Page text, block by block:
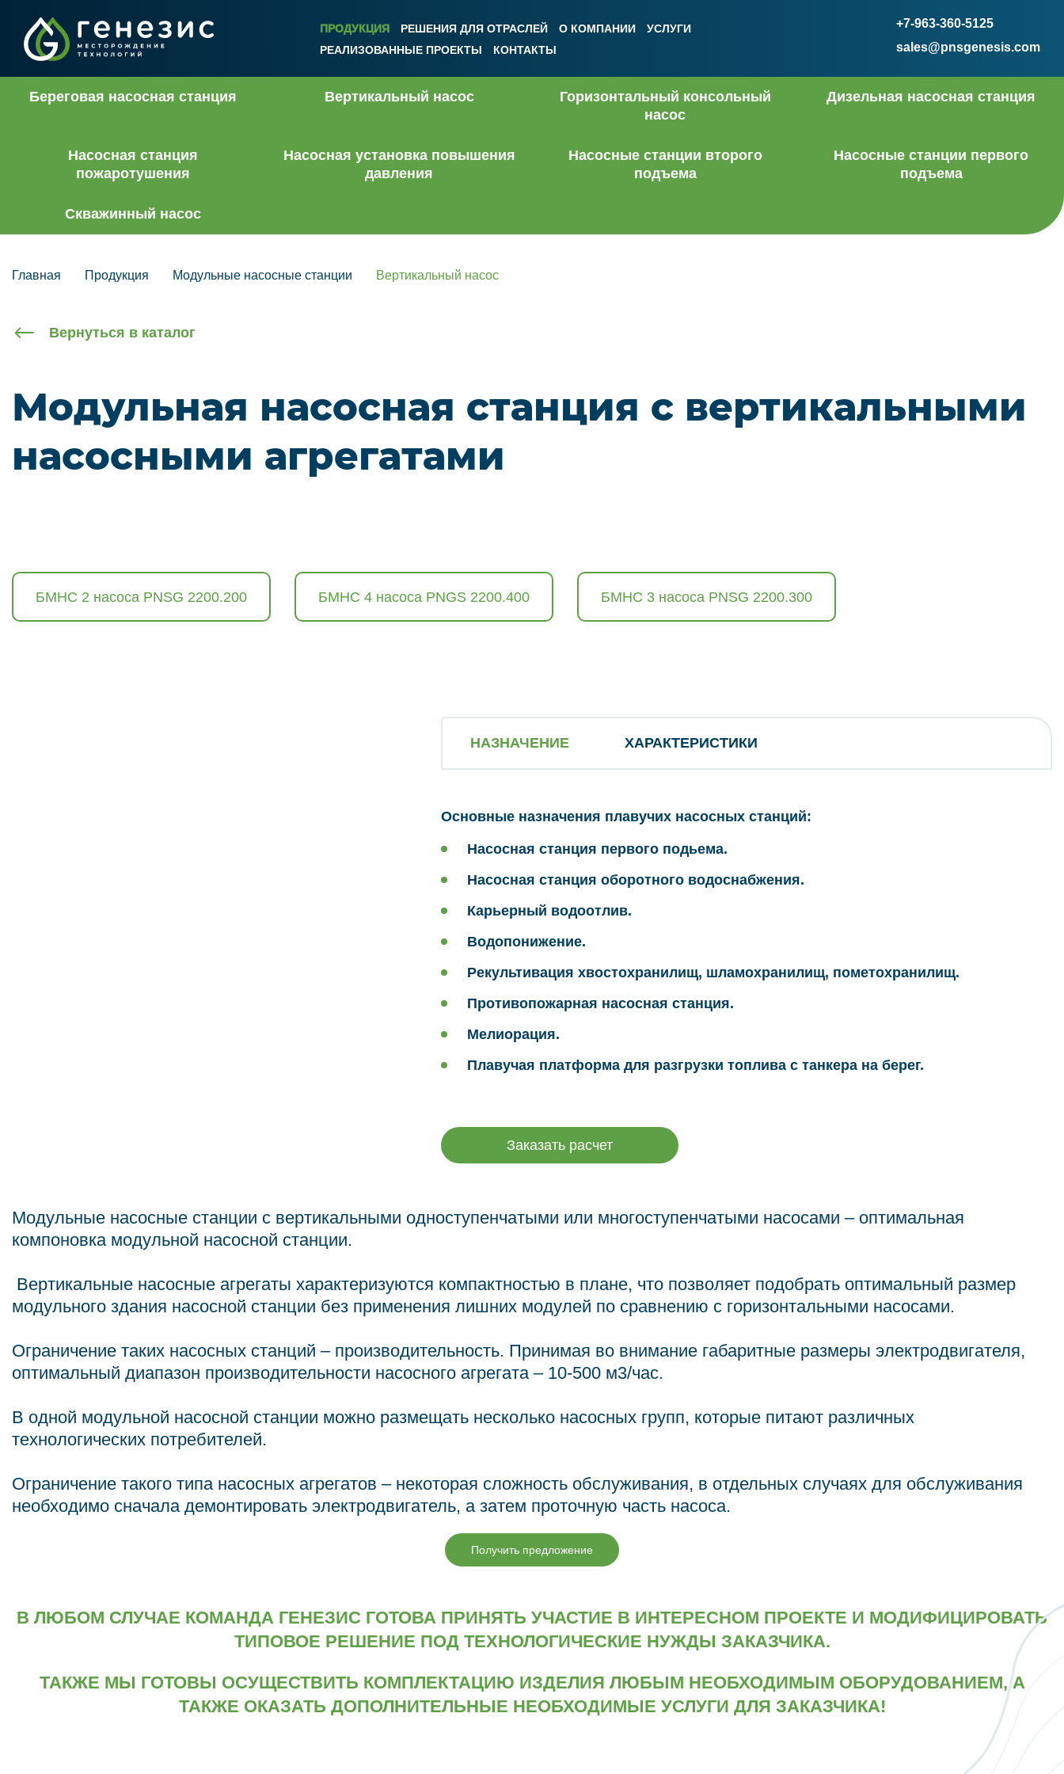
ПРОДУКЦИЯ РЕШЕНИЯ ДЛЯ ОТРАСЛЕЙ О КОМПАНИИ
УСЛУГИ
РЕАЛИЗОВАННЫЕ ПРОЕКТЫ
КОНТАКТЫ
+7-963-360-5125
sales@pnsgenesis.com
Береговая насосная станция Вертикальный насос
Горизонтальный консольный
насос
Дизельная насосная станция
Насосная станция
пожаротушения
Насосная установка повышения
давления
Насосные станции второго
подъема
Насосные станции первого
подъема
Скважинный насос
Главная Продукция Модульные насосные станции Вертикальный насос
Вернуться в каталог
Модульная насосная станция с вертикальными
насосными агрегатами
БМНС 2 насоса PNSG 2200.200 БМНС 4 насоса PNGS 2200.400 БМНС 3 насоса PNSG 2200.300
НАЗНАЧЕНИЕ ХАРАКТЕРИСТИКИ
Основные назначения плавучих насосных станций:
Насосная станция первого подьема.
Насосная станция оборотного водоснабжения.
Карьерный водоотлив.
Водопонижение.
Рекультивация хвостохранилищ, шламохранилищ, пометохранилищ.
Противопожарная насосная станция.
Мелиорация.
Плавучая платформа для разгрузки топлива с танкера на берег.
Заказать расчет
Модульные насосные станции с вертикальными одноступенчатыми или многоступенчатыми насосами – оптимальная
компоновка модульной насосной станции.
Вертикальные насосные агрегаты характеризуются компактностью в плане, что позволяет подобрать оптимальный размер
модульного здания насосной станции без применения лишних модулей по сравнению с горизонтальными насосами.
Ограничение таких насосных станций – производительность. Принимая во внимание габаритные размеры электродвигателя,
оптимальный диапазон производительности насосного агрегата – 10-500 м3/час.
В одной модульной насосной станции можно размещать несколько насосных групп, которые питают различных
технологических потребителей.
Ограничение такого типа насосных агрегатов – некоторая сложность обслуживания, в отдельных случаях для обслуживания
необходимо сначала демонтировать электродвигатель, а затем проточную часть насоса.
Получить предложение
В ЛЮБОМ СЛУЧАЕ КОМАНДА ГЕНЕЗИС ГОТОВА ПРИНЯТЬ УЧАСТИЕ В ИНТЕРЕСНОМ ПРОЕКТЕ И МОДИФИЦИРОВАТЬ
ТИПОВОЕ РЕШЕНИЕ ПОД ТЕХНОЛОГИЧЕСКИЕ НУЖДЫ ЗАКАЗЧИКА.
ТАКЖЕ МЫ ГОТОВЫ ОСУЩЕСТВИТЬ КОМПЛЕКТАЦИЮ ИЗДЕЛИЯ ЛЮБЫМ НЕОБХОДИМЫМ ОБОРУДОВАНИЕМ, А
ТАКЖЕ ОКАЗАТЬ ДОПОЛНИТЕЛЬНЫЕ НЕОБХОДИМЫЕ УСЛУГИ ДЛЯ ЗАКАЗЧИКА!